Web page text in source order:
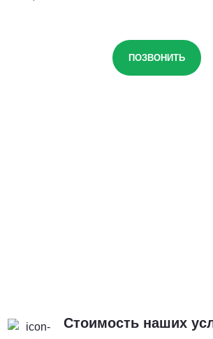
ПОЗВОНИТЬ
Стоимость наших